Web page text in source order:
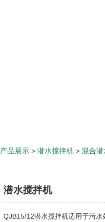
产品展示 > 潜水搅拌机 > 混合
潜水搅拌机
QJB15/12潜水搅拌机适用于污